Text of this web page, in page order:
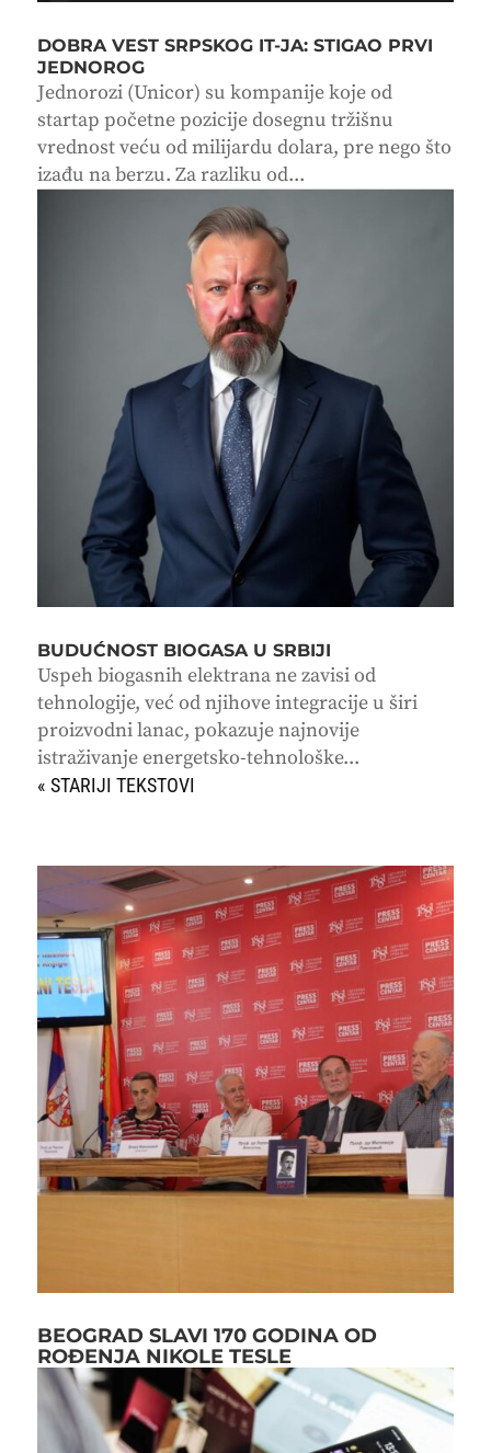
DOBRA VEST SRPSKOG IT-JA: STIGAO PRVI
JEDNOROG
Jednorozi (Unicor) su kompanije koje od
startap početne pozicije dosegnu tržišnu
vrednost veću od milijardu dolara, pre nego što
izađu na berzu. Za razliku od...
BUDUĆNOST BIOGASA U SRBIJI
Uspeh biogasnih elektrana ne zavisi od
tehnologije, već od njihove integracije u širi
proizvodni lanac, pokazuje najnovije
istraživanje energetsko-tehnološke...
« STARIJI UNOSI
BEOGRAD SLAVI 170 GODINA OD
ROĐENJA NIKOLE TESLE